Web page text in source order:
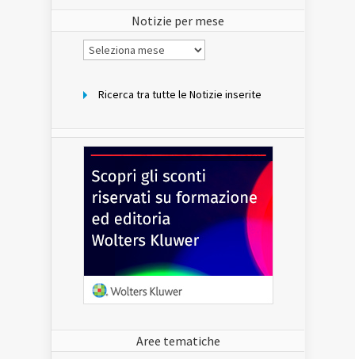
Notizie per mese
Notizie
per
Ricerca tra tutte le Notizie inserite
Aree tematiche